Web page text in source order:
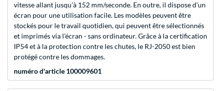
vitesse allant jusqu’à 152 mm/seconde. En outre, il dispose d’un
écran pour une utilisation facile. Les modèles peuvent être
stockés pour le travail quotidien, qui peuvent être sélectionnés
et imprimés via l’écran - sans ordinateur. Grâce à la certification
IP54 et à la protection contre les chutes, le RJ-2050 est bien
protégé contre les dommages.
numéro d'article 100009601